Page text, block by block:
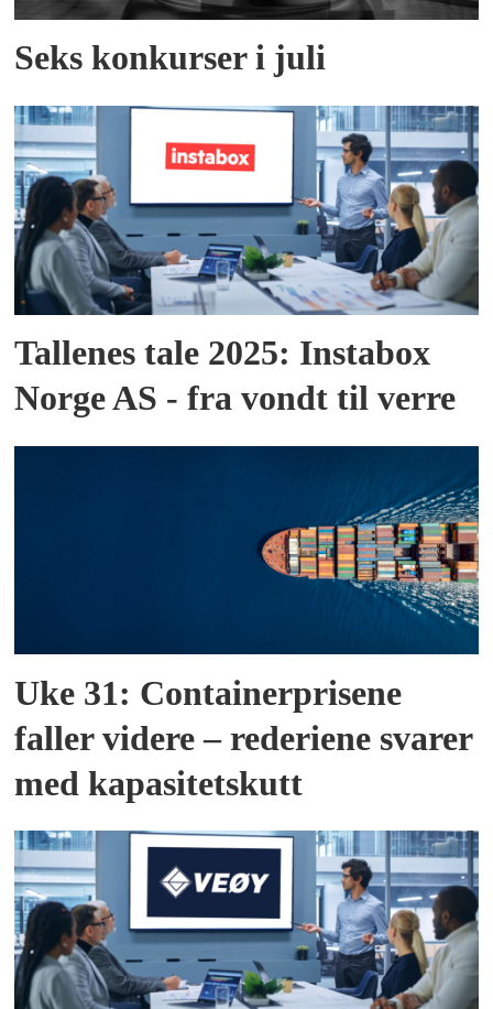
Seks konkurser i juli
Tallenes tale 2025: Instabox
Norge AS - fra vondt til verre
Uke 31: Containerprisene
faller videre – rederiene svarer
med kapasitetskutt